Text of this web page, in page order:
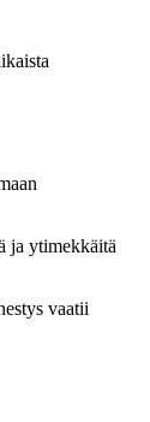
ja ytimekkäitä
vaatii